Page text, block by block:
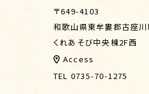
〒649-4103
和歌山県東牟婁郡古座
くれあそび中央棟2F西
Access
TEL 0735-70-1275